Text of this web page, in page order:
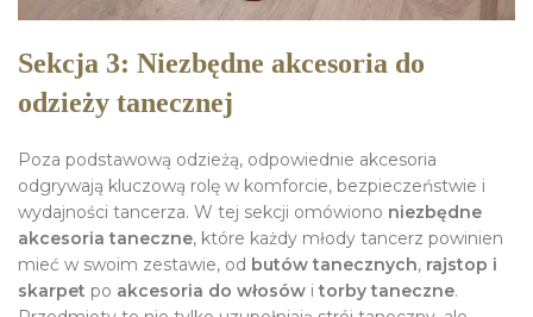
Sekcja 3: Niezbędne akcesoria do
odzieży tanecznej
Poza podstawową odzieżą, odpowiednie akcesoria
odgrywają kluczową rolę w komforcie, bezpieczeństwie i
wydajności tancerza. W tej sekcji omówiono niezbędne
akcesoria taneczne, które każdy młody tancerz powinien
mieć w swoim zestawie, od butów tanecznych, rajstop i
skarpet po akcesoria do włosów itorby taneczne.